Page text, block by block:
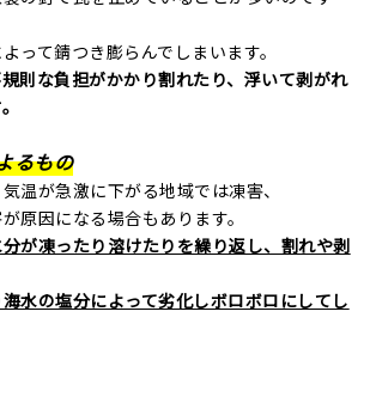
って錆つき膨らんでしまいます。
則な負担がかかり割れたり、浮いて剥がれ
るもの
温が急激に下がる地域では凍害、
原因になる場合もあります。
が凍ったり溶けたりを繰り返し、割れや剥
水の塩分によって劣化しボロボロにしてし